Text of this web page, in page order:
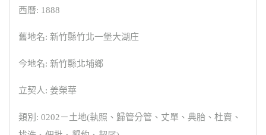
西曆: 1888
舊地名: 新竹縣竹北一堡大湖庄
今地名: 新竹縣北埔鄉
立契人: 姜榮華
類別: 0202－土地(執照、歸管分管、丈單、典胎、杜賣、